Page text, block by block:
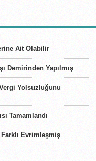
Ait Olabilir
Demirinden Yapılmış
Yolsuzluğunu
Tamamlandı
Evrimleşmiş